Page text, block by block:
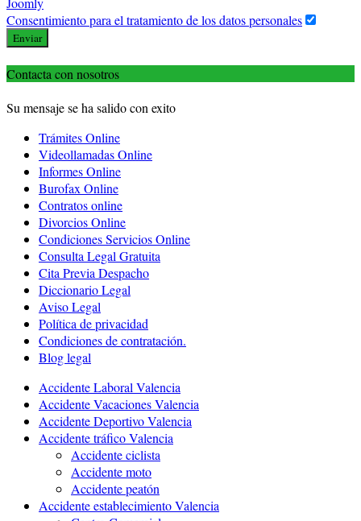
Consentimiento para el tratamiento de los datos personales
Enviar
Contacta con nosotros
Su mensaje se ha salido con exito
Trámites Online
Videollamadas Online
Informes Online
Burofax Online
Contratos online
Divorcios Online
Condiciones Servicios Online
Consulta Legal Gratuita
Cita Previa Despacho
Diccionario Legal
Aviso Legal
Política de privacidad
Condiciones de contratación.
Blog legal
Accidente Laboral Valencia
Accidente Vacaciones Valencia
Accidente Deportivo Valencia
Accidente tráfico Valencia
Accidente ciclista
Accidente moto
Accidente peatón
Accidente establecimiento Valencia